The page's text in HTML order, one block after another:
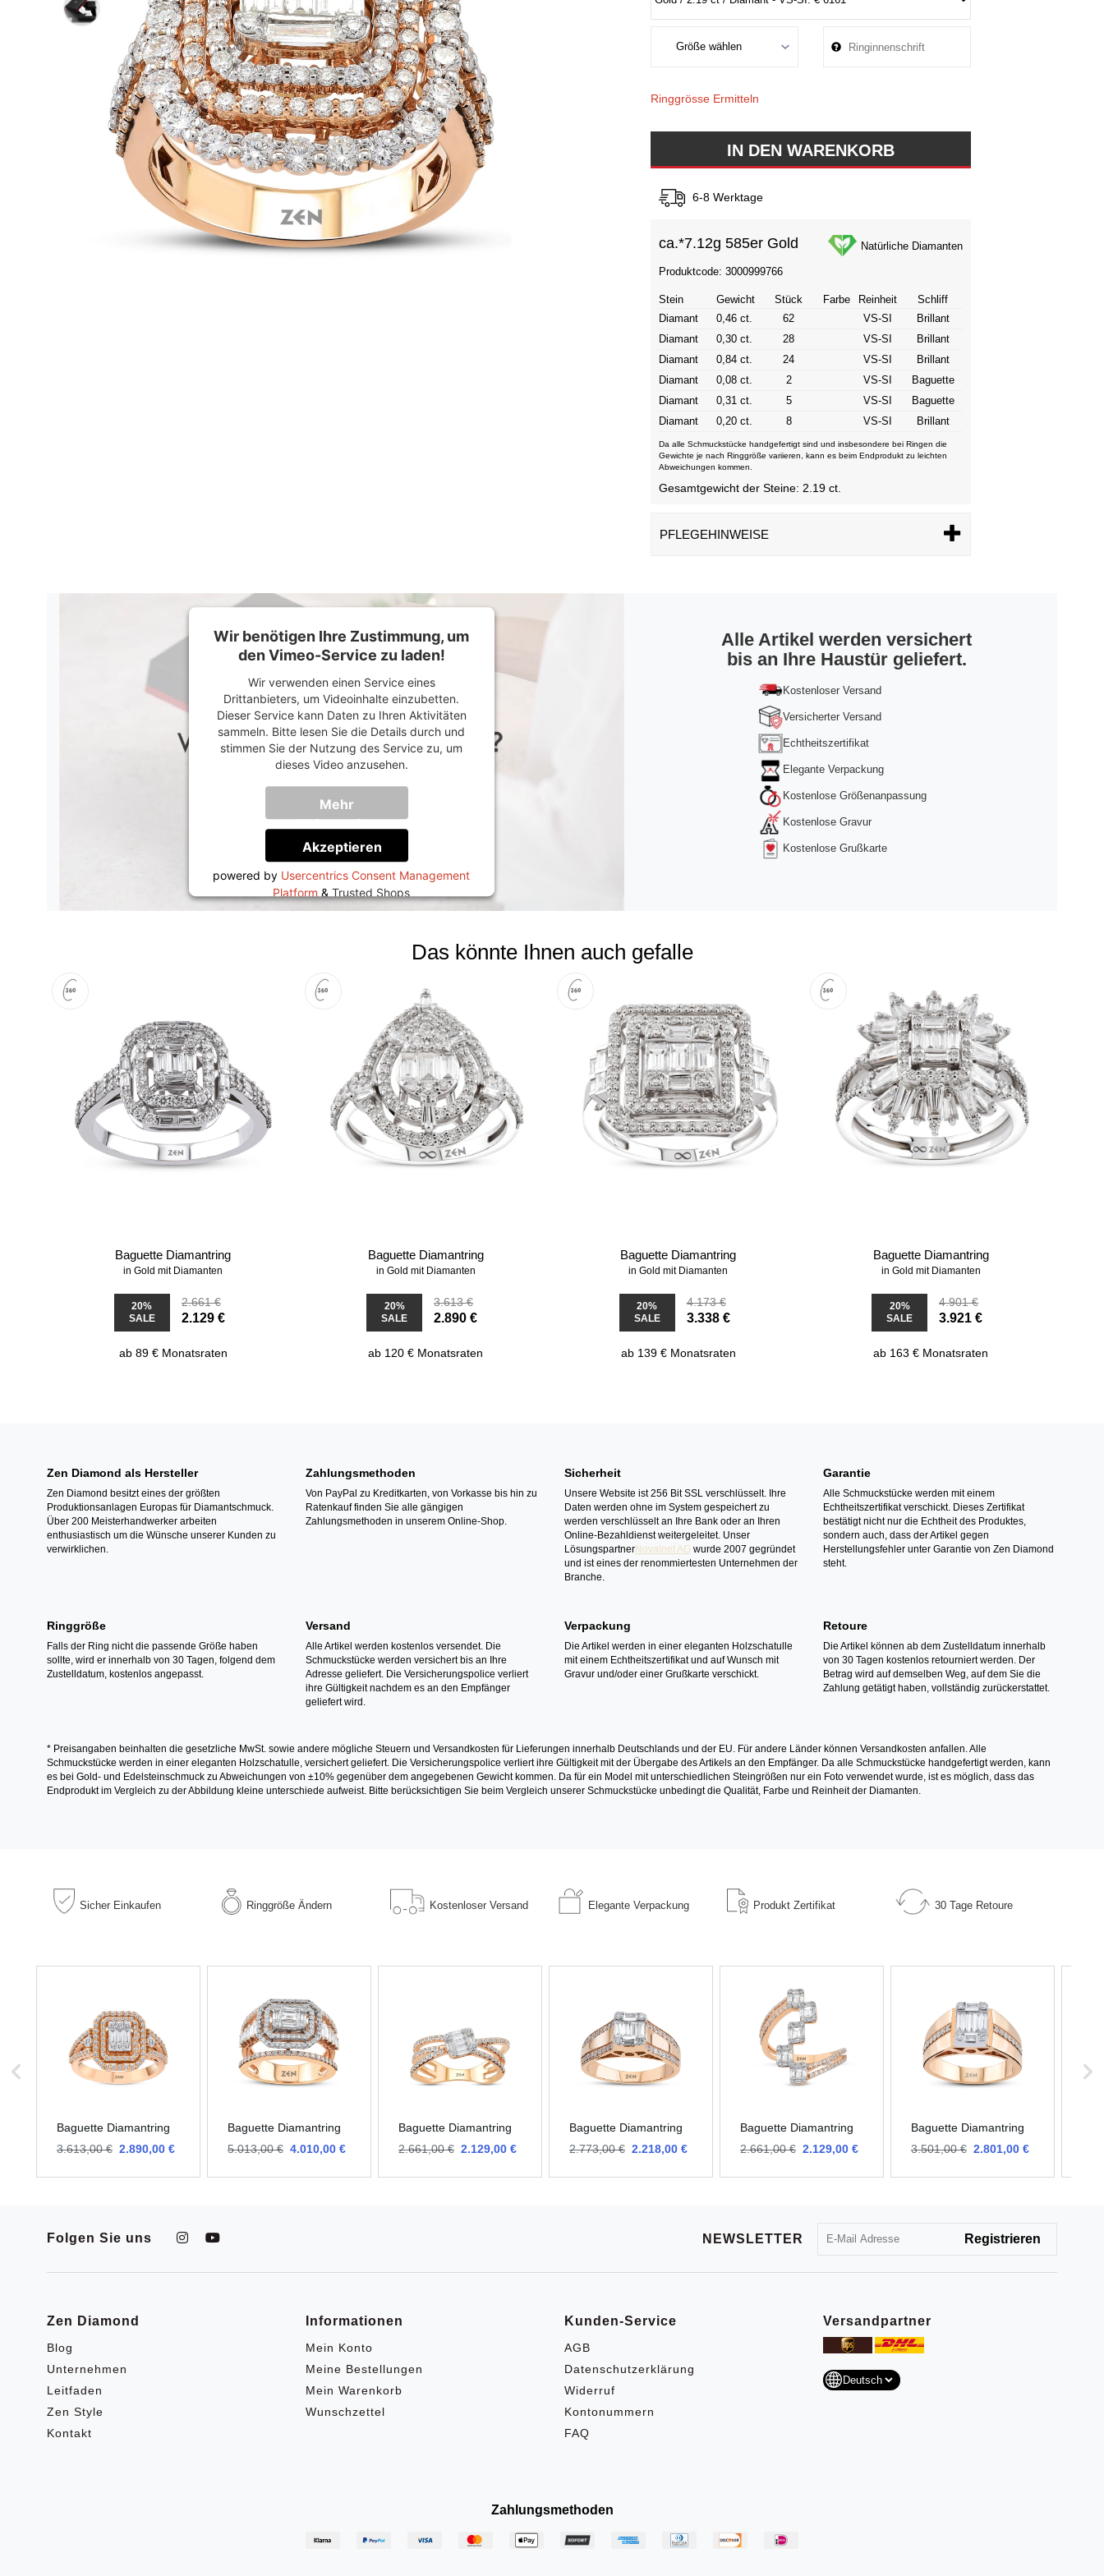
Ringgrösse Ermitteln
6-8 Werktage
ca.*7.12g 585er Gold Natürliche Diamanten
Produktcode: 3000999766
Stein Gewicht Stück Farbe Reinheit
Schliff
Diamant
0,46 ct. 62 VS-SI
Brillant
Diamant
0,30 ct. 28 VS-SI
Brillant
Diamant
0,84 ct. 24 VS-SI
Brillant
Diamant
0,08 ct. 2 VS-SI
Baguette
Diamant
0,31 ct. 5 VS-SI
Baguette
Diamant
0,20 ct. 8 VS-SI Brillant
Da alle Schmuckstücke handgefertigt sind und insbesondere bei Ringen die
Gewichte je nach Ringgröße variieren, kann es beim Endprodukt zu leichten
Abweichungen kommen.
Gesamtgewicht der Steine: 2.19 ct.
PFLEGEHINWEISE
Wir benötigen Ihre Zustimmung, um
den Vimeo-Service zu laden!
Wir verwenden einen Service eines
Drittanbieters, um Videoinhalte einzubetten.
Dieser Service kann Daten zu Ihren Aktivitäten
sammeln. Bitte lesen Sie die Details durch und
stimmen Sie der Nutzung des Service zu, um
dieses Video anzusehen.
Mehr
Informationen
Akzeptieren
powered by Usercentrics Consent Management
Platform&Trusted Shops
Alle Artikel werden versichert
bis an Ihre Haustür geliefert.
Kostenloser Versand
Versicherter Versand
Echtheitszertifikat
Elegante Verpackung
Kostenlose Größenanpassung
Kostenlose Gravur
Kostenlose Grußkarte
Das könnte Ihnen auch gefalle
Baguette Diamantring
in Gold mit Diamanten
20%
SALE
2.661 €
2.129 €
ab 89 € Monatsraten
Baguette Diamantring
in Gold mit Diamanten
20%
SALE
3.613 €
2.890 €
ab 120 € Monatsraten
Baguette Diamantring
in Gold mit Diamanten
20%
SALE
4.173 €
3.338 €
ab 139 € Monatsraten
Baguette Diamantring
in Gold mit Diamanten
20%
SALE
4.901 €
3.921 €
ab 163 € Monatsraten
Zen Diamond als Hersteller
Zen Diamond besitzt eines der größten
Produktionsanlagen Europas für Diamantschmuck.
Über 200 Meisterhandwerker arbeiten
enthusiastisch um die Wünsche unserer Kunden zu
verwirklichen.
Zahlungsmethoden
Von PayPal zu Kreditkarten, von Vorkasse bis hin zu
Ratenkauf finden Sie alle gängigen
Zahlungsmethoden in unserem Online-Shop.
Sicherheit
Unsere Website ist 256 Bit SSL verschlüsselt. Ihre
Daten werden ohne im System gespeichert zu
werden verschlüsselt an Ihre Bank oder an Ihren
Online-Bezahldienst weitergeleitet. Unser
LösungspartnerNovalnet AG wurde 2007 gegründet
und ist eines der renommiertesten Unternehmen der
Branche.
Garantie
Alle Schmuckstücke werden mit einem
Echtheitszertifikat verschickt. Dieses Zertifikat
bestätigt nicht nur die Echtheit des Produktes,
sondern auch, dass der Artikel gegen
Herstellungsfehler unter Garantie von Zen Diamond
steht.
Ringgröße
Falls der Ring nicht die passende Größe haben
sollte, wird er innerhalb von 30 Tagen, folgend dem
Zustelldatum, kostenlos angepasst.
Versand
Alle Artikel werden kostenlos versendet. Die
Schmuckstücke werden versichert bis an Ihre
Adresse geliefert. Die Versicherungspolice verliert
ihre Gültigkeit nachdem es an den Empfänger
geliefert wird.
Verpackung
Die Artikel werden in einer eleganten Holzschatulle
mit einem Echtheitszertifikat und auf Wunsch mit
Gravur und/oder einer Grußkarte verschickt.
Retoure
Die Artikel können ab dem Zustelldatum innerhalb
von 30 Tagen kostenlos retourniert werden. Der
Betrag wird auf demselben Weg, auf dem Sie die
Zahlung getätigt haben, vollständig zurückerstattet.
* Preisangaben beinhalten die gesetzliche MwSt. sowie andere mögliche Steuern und Versandkosten für Lieferungen innerhalb Deutschlands und der EU. Für andere Länder können Versandkosten anfallen. Alle
Schmuckstücke werden in einer eleganten Holzschatulle, versichert geliefert. Die Versicherungspolice verliert ihre Gültigkeit mit der Übergabe des Artikels an den Empfänger. Da alle Schmuckstücke handgefertigt werden, kann
es bei Gold- und Edelsteinschmuck zu Abweichungen von ±10% gegenüber dem angegebenen Gewicht kommen. Da für ein Model mit unterschiedlichen Steingrößen nur ein Foto verwendet wurde, ist es möglich, dass das
Endprodukt im Vergleich zu der Abbildung kleine unterschiede aufweist. Bitte berücksichtigen Sie beim Vergleich unserer Schmuckstücke unbedingt die Qualität, Farbe und Reinheit der Diamanten.
Sicher Einkaufen RinggrößeÄndern Kostenloser Versand Elegante Verpackung Produkt Zertifikat 30 Tage Retoure
Baguette Diamantring
2.890,00 €
3.613,00 €
Baguette Diamantring
4.010,00 €
5.013,00 €
Baguette Diamantring
2.129,00 €
2.661,00 €
Baguette Diamantring
2.218,00 €
2.773,00 €
Baguette Diamantring
2.129,00 €
2.661,00 €
Baguette Diamantring
2.801,00 €
3.501,00 €
Folgen Sie uns NEWSLETTER
Zen Diamond
Blog
Unternehmen
Leitfaden
Zen Style
Kontakt
Informationen
Mein Konto
Meine Bestellungen
Mein Warenkorb
Wunschzettel
Kunden-Service
AGB
Datenschutzerklärung
Widerruf
Kontonummern
FAQ
Versandpartner
Zahlungsmethoden